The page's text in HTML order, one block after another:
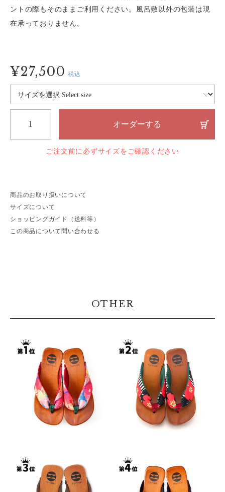
ントの際もそのままご利用ください。風呂敷以外の包装は現
在承っておりません。
¥27,500 税込
オーダーする
ご注文前に必ずサイズをご確認ください
商品のお取り扱いについて
サイズについて
ショッピングガイド（送料等）
この商品について問い合わせる
OTHER